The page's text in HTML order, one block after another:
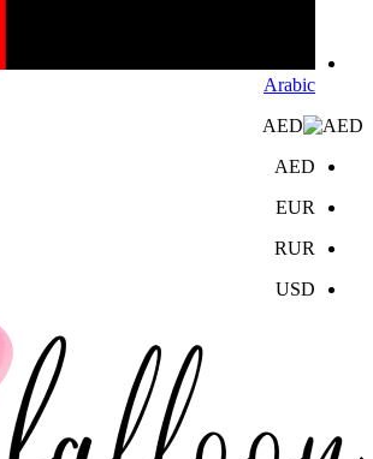
Arabic
AED
AED
EUR
RUR
USD